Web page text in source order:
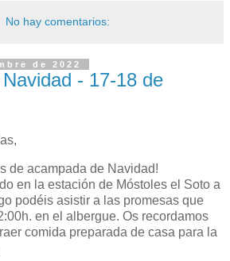
No hay comentarios:
de 2022
- 17-18 de
de acampada de Navidad!
en la estación de Móstoles el Soto a
podéis asistir a las promesas que
en el albergue. Os recordamos
comida preparada de casa para la